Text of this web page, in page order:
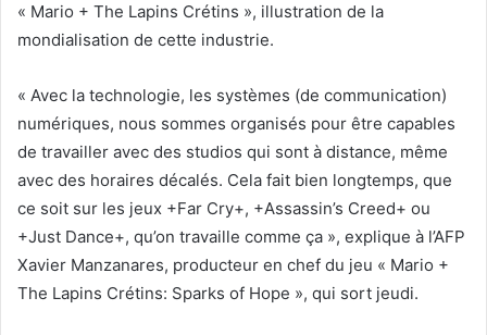
« Mario + The Lapins Crétins », illustration de la
mondialisation de cette industrie.
« Avec la technologie, les systèmes (de communication)
numériques, nous sommes organisés pour être capables
de travailler avec des studios qui sont à distance, même
avec des horaires décalés. Cela fait bien longtemps, que
ce soit sur les jeux +Far Cry+, +Assassin’s Creed+ ou
+Just Dance+, qu’on travaille comme ça », explique à l’AFP
Xavier Manzanares, producteur en chef du jeu « Mario +
The Lapins Crétins: Sparks of Hope », qui sort jeudi.